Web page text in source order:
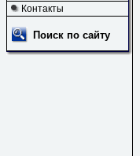
Контакты
Поиск по сайту